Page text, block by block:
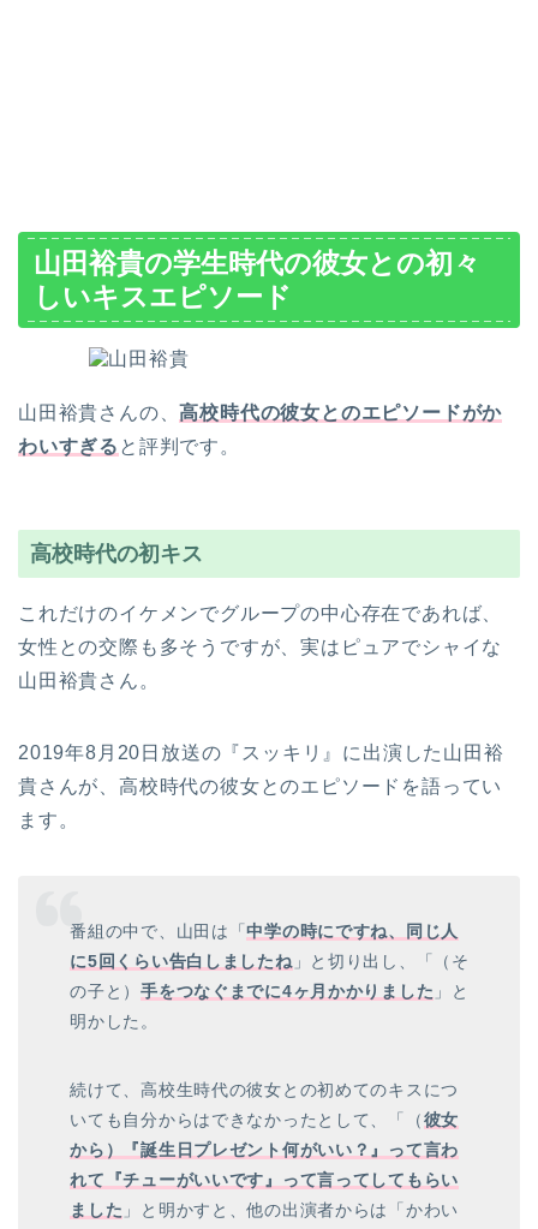
山田裕貴の学生時代の彼女との初々
しいキスエピソード
山田裕貴さんの、高校時代の彼女とのエピソードがか
わいすぎる と評判です。
高校時代の初キス
これだけのイケメンでグループの中心存在であれば、
女性との交際も多そうですが、実はピュアでシャイな
山田裕貴さん。
2019年8月20日放送の『スッキリ』に出演した山田裕
貴さんが、高校時代の彼女とのエピソードを語ってい
ます。
番組の中で、山田は「中学の時にですね、同じ人
に5回くらい告白しましたね」と切り出し、「（そ
の子と）手をつなぐまでに4ヶ月かかりました 」と
明かした。
続けて、高校生時代の彼女との初めてのキスにつ
いても自分からはできなかったとして、「（彼女
から）『誕生日プレゼント何がいい？』って言わ
れて『チューがいいです』って言ってしてもらい
ました 」と明かすと、他の出演者からは「かわい